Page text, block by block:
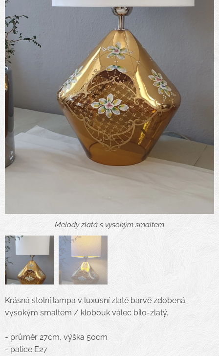
Melody zlatá s vysokým smaltem
Melody zlatá s vysokým smaltem
Krásná stolní lampa v luxusní zlaté barvě zdobená
vysokým smaltem / klobouk válec bílo-zlatý.
- průměr 27cm, výška 50cm
- patice E27